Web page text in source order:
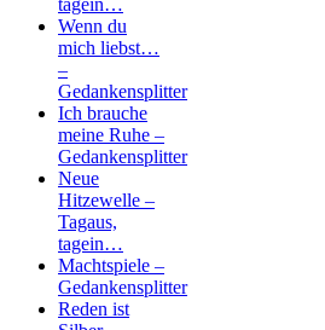
tagein…
Wenn du
mich liebst…
–
Gedankensplitter
Ich brauche
meine Ruhe –
Gedankensplitter
Neue
Hitzewelle –
Tagaus,
tagein…
Machtspiele –
Gedankensplitter
Reden ist